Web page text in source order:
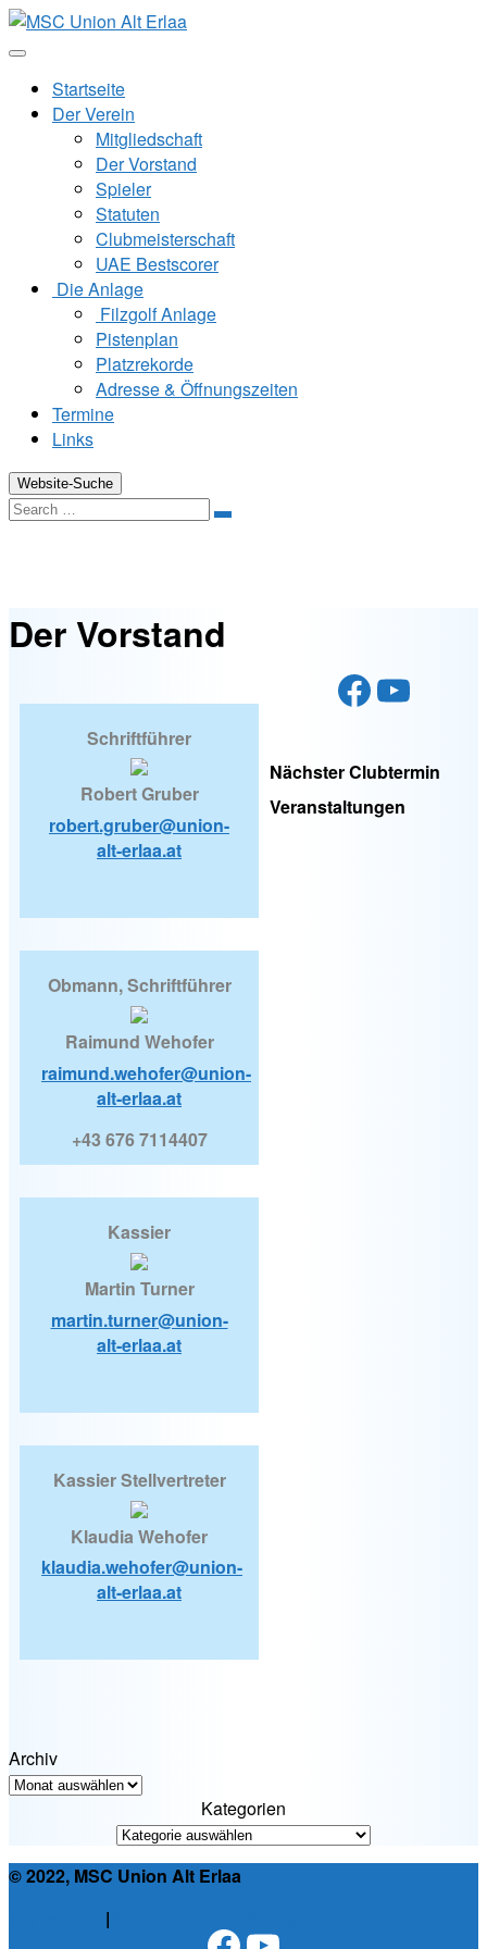
Zum
Inhalt
Startseite
Der Verein
Mitgliedschaft
Der Vorstand
Spieler
Statuten
Clubmeisterschaft
UAE Bestscorer
Die Anlage
Filzgolf Anlage
Pistenplan
Platzrekorde
Adresse & Öffnungszeiten
Termine
Links
Website-Suche
Search
Der Vorstand
Schriftführer
Robert Gruber
robert.gruber@union-
alt-erlaa.at
Obmann, Schriftführer
Raimund Wehofer
raimund.wehofer@union-
alt-erlaa.at
+43 676 7114407
Kassier
Martin Turner
martin.turner@union-
alt-erlaa.at
Kassier Stellvertreter
Klaudia Wehofer
klaudia.wehofer@union-
alt-erlaa.at
Nächster Clubtermin
Veranstaltungen
Archiv
Kategorien
© 2022, MSC Union Alt Erlaa
|